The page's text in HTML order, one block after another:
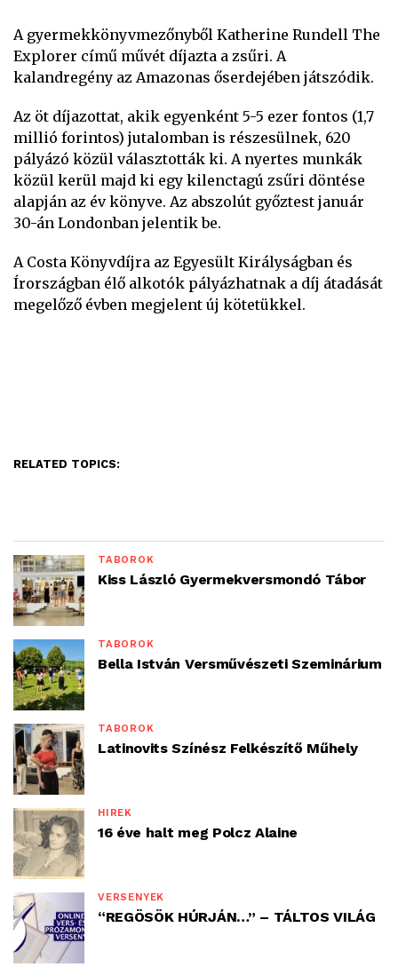
A gyermekkönyvmezőnyből Katherine Rundell The
Explorer című művét díjazta a zsűri. A
kalandregény az Amazonas őserdejében játszódik.
Az öt díjazottat, akik egyenként 5-5 ezer fontos (1,7
millió forintos) jutalomban is részesülnek, 620
pályázó közül választották ki. A nyertes munkák
közül kerül majd ki egy kilenctagú zsűri döntése
alapján az év könyve. Az abszolút győztest január
30-án Londonban jelentik be.
A Costa Könyvdíjra az Egyesült Királyságban és
Írországban élő alkotók pályázhatnak a díj átadását
megelőző évben megjelent új kötetükkel.
RELATED TOPICS:
TÁBOROK
Kiss László Gyermekversmondó Tábor
TÁBOROK
Bella István Versművészeti Szeminárium
TÁBOROK
Latinovits Színész Felkészítő Műhely
HÍREK
16 éve halt meg Polcz Alaine
VERSENYEK
“REGÖSÖK HÚRJÁN…” – TÁLTOS VILÁG